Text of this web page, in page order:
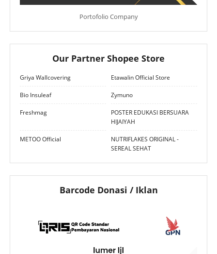
Portofolio Company
Our Partner Shopee Store
Griya Wallcovering Etawalin Official Store
Bio Insuleaf Zymuno
Freshmag
POSTER EDUKASI BERSUARA
HIJAIYAH
METOO Official
NUTRIFLAKES ORIGINAL -
SEREAL SEHAT
Barcode Donasi / Iklan